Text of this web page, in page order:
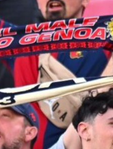
duello con il
del Napoli
lasciare la
osserva, ritorno